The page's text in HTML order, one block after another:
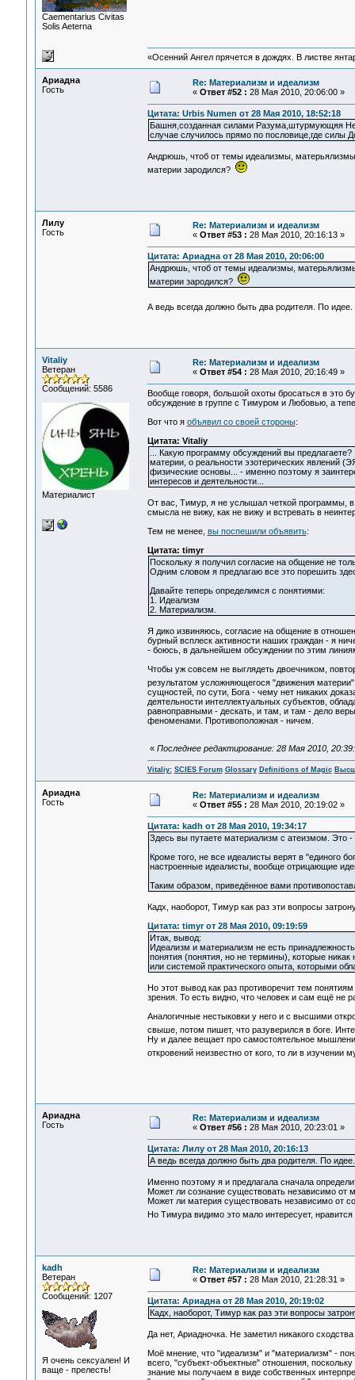
Сaementarius Civitas
Solis Aeterna
«Осенний Ангел прячется в дождях. В листве
Ариадна
Гость
Re: Материализм и идеализм
« Ответ #52 : 28 Мая 2010, 20:06:00 »
Цитата: Urbis Numen от 28 Мая 2010, 18:52:18
Башня,созданная силами Разума,штурмующяя
случае случилось прямо по пословице,где
Андрюшь, чтоб от темы идеализмы,
материи зародился?
Лилу
Гость
Re: Материализм и идеализм
« Ответ #53 : 28 Мая 2010, 20:16:13 »
Цитата: Ариадна от 28 Мая 2010, 20:06:00
Андрюшь, чтоб от темы идеализмы,
материи зародился?
А ведь всегда должно быть два родителя. По
Vitaliy
Ветеран
Сообщений: 5586
Материалист
Re: Материализм и идеализм
« Ответ #54 : 28 Мая 2010, 20:16:49 »
Вообще говоря, большой охоты бросаться в это
обсуждение в группе с Тимуром и Любовью, а
Вот что я объявил со своей стороны:
Цитата: Vitaliy
... Какую программу обсуждений вы
материи, о реальности эзотерических явлений
физические основы... - именно поэтому я
интересов и деятельности...
От вас, Тимур, я не услышал четкой программы,
смысла не вижу, как не вижу и встревать в
Тем не менее, вы поспешили объявить:
Цитата: timyr
Поскольку я получил согласие на общение не
Одним словом я предлагаю все это порешить
Давайте теперь определимся с понятиями:
1. Идеализм
2. Материализм.
Я дико извиняюсь, согласие на общение в
бурный всплеск активности наших граждан - я
- боюсь, в дальнейшем обсуждении по этим
Чтобы уж совсем не выглядеть двоечником,
результатом усложняющегося "движения
сущностей, по сути, Бога - чему нет никаких
деятельности интеллектуальных субъектов,
равноправными - дескать, и там, и там - дело
феноменами. Противоположная - ничем.
« Последнее редактирование: 28 Мая 2010,
Vitaliy: SCIES Forum Glossary Definitions of Magic
Ариадна
Гость
Re: Материализм и идеализм
« Ответ #55 : 28 Мая 2010, 20:19:02 »
Цитата: kadh от 28 Мая 2010, 19:34:17
Здесь вы путаете материализм с атеизмом. Это -
Кроме того, не все идеалисты верят в "единого
настроенные идеалисты, вообще отрицающие
Таким образом, приведённое вами
Кадх, наоборот, Тимур как раз эти вопросы
Цитата: timyr от 28 Мая 2010, 09:19:59
Итак, вывод:
Идеализм и материализм не есть
понятия (понятия, но не термины), которые никак
или системой практического опыта, которыми
Но этот вывод как раз противоречит тем
зрения. То есть видно, что человек и сам ещё не
Аналогичные нестыковки у него и с высшими
свыше, потом пишет, что разуверился в боге.
Ну и далее вещает про самостоятельное
откровений неизвестно от кого, то ли в изучении
Ариадна
Гость
Re: Материализм и идеализм
« Ответ #56 : 28 Мая 2010, 20:23:01 »
Цитата: Лилу от 28 Мая 2010, 20:16:13
А ведь всегда должно быть два родителя. По
Именно поэтому я и предлагала сначала
Может ли сознание существовать независимо от
Может ли материя существовать независимо от
Но Тимура видимо это мало интересует,
kadh
Ветеран
Сообщений: 1207
Я очень сексуален! И
ваще - прелесть!
Re: Материализм и идеализм
« Ответ #57 : 28 Мая 2010, 21:28:31 »
Цитата: Ариадна от 28 Мая 2010, 20:19:02
Кадх, наоборот, Тимур как раз эти вопросы
Да нет, Ариадночка. Не заметил никакого
Моё мнение, что "идеализм" и "материализм" -
всего, "субъект-объектные" отношения,
знание мы получаем в виде собственных